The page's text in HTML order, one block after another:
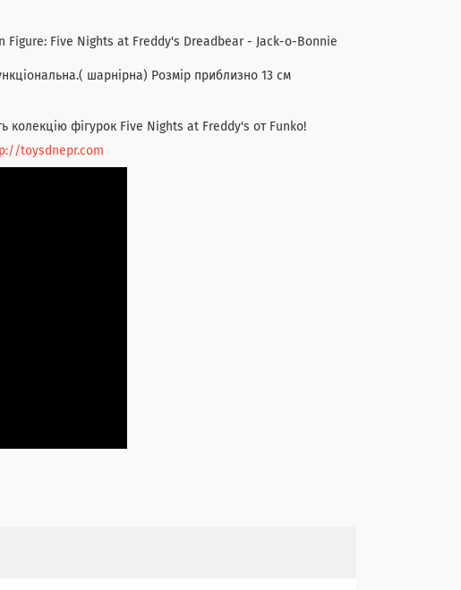
Figure: Five Nights at Freddy's Dreadbear - Jack-o-Bonnie
шарнірна) Розмір приблизно 13 см
колекцію фігурок Five Nights at Freddy's от Funko!
toysdnepr.com